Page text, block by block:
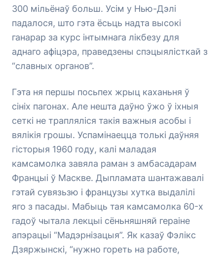
300 мільёнаў больш. Усім у Нью-Дэлі
падалося, што гэта ёсьць надта высокі
ганарар за курс інтымнага лікбезу для
аднаго афіцэра, праведзены спэцыялісткай з
“славных органов”.
Гэта ня першы посьпех жрыц каханьня ў
сініх пагонах. Але нешта даўно ўжо ў іхныя
сеткі не трапляліся такія важныя асобы і
вялікія грошы. Успамінаецца толькі даўняя
гісторыя 1960 году, калі маладая
камсамолка завяла раман з амбасадарам
Францыі ў Маскве. Дыпламата шантажавалі
гэтай сувязьзю і французы хутка выдалілі
яго з пасады. Мабыць тая камсамолка 60-х
гадоў чытала лекцыі сёньняшняй гераіне
апэрацыі “Мадэрнізацыя”. Як казаў Фэлікс
Дзяржынскі, “нужно гореть на работе,